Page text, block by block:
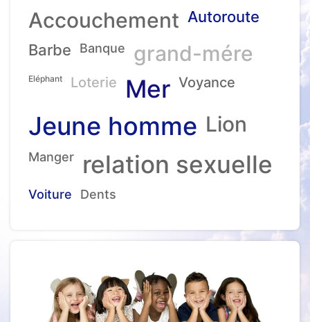
Accouchement Autoroute
Barbe
Banque grand-mére
Eléphant Loterie Mer Voyance
Jeune homme Lion
Manger relation sexuelle
Voiture Dents